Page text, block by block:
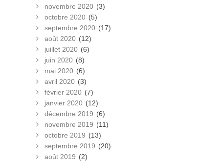
novembre 2020 (3)
octobre 2020 (5)
septembre 2020 (17)
août 2020 (12)
juillet 2020 (6)
juin 2020 (8)
mai 2020 (6)
avril 2020 (3)
février 2020 (7)
janvier 2020 (12)
décembre 2019 (6)
novembre 2019 (11)
octobre 2019 (13)
septembre 2019 (20)
août 2019 (2)